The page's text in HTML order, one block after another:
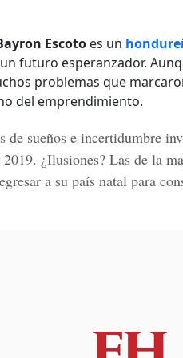
Escoto es un
futuro esperanzador.
problemas que
del emprendimiento.
sueños e incertidumbre
¿Ilusiones? Las de la
a su país natal para